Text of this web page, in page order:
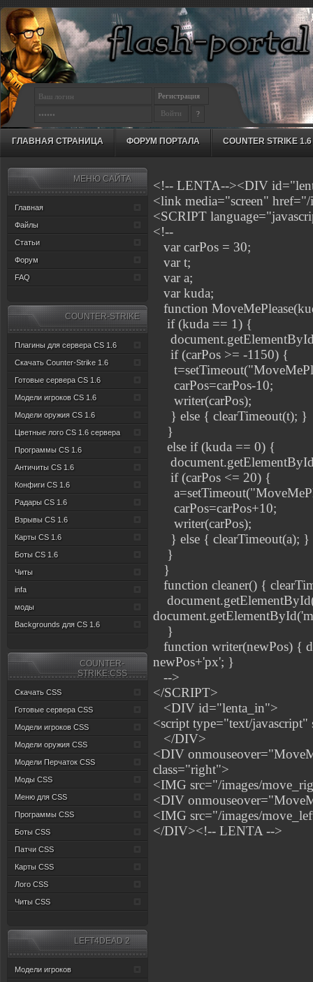
Регистрация
?
ГЛАВНАЯ СТРАНИЦА ФОРУМ ПОРТАЛА COUNTER STRIKE 1.6
<!-- LENTA--><DIV
<link media="screen" href="/
<SCRIPT
<!--
var carPos = 30;
var t;
var a;
var kuda;
function
if (kuda == 1) {
if (carPos >= -1150) {
carPos=carPos-10;
writer(carPos);
} else { clearTimeout(t); }
}
else if (kuda == 0) {
if (carPos <= 20) {
carPos=carPos+10;
writer(carPos);
} else { clearTimeout(a); }
}
}
function cleaner() {
}
function writer(newPos) {
newPos+'px'; }
-->
</SCRIPT>
<DIV id="lenta_in">
<script type="text/
</DIV>
<DIV
class="right">
<IMG src="/images/
<DIV
<IMG src="/images/
</DIV><!-- LENTA -->
МЕНЮ САЙТА
Главная
Файлы
Статьи
Форум
FAQ
COUNTER-STRIKE
Плагины для сервера CS 1.6
Скачать Counter-Strike 1.6
Готовые сервера CS 1.6
Модели игроков CS 1.6
Модели оружия CS 1.6
Цветные лого CS 1.6 сервера
Программы CS 1.6
Античиты CS 1.6
Конфиги CS 1.6
Радары CS 1.6
Взрывы CS 1.6
Карты CS 1.6
Боты CS 1.6
Читы
infa
моды
Backgrounds для CS 1.6
СOUNTER-
STRIKE:CSS
Скачать CSS
Готовые сервера CSS
Модели игроков CSS
Модели оружия CSS
Модели Перчаток CSS
Моды CSS
Меню для CSS
Программы CSS
Боты CSS
Патчи CSS
Карты CSS
Лого CSS
Читы CSS
LEFT4DEAD 2
Модели игроков